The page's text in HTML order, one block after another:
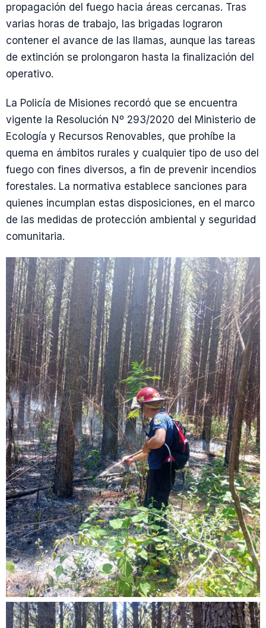
propagación del fuego hacia áreas cercanas. Tras
varias horas de trabajo, las brigadas lograron
contener el avance de las llamas, aunque las tareas
de extinción se prolongaron hasta la finalización del
operativo.
La Policía de Misiones recordó que se encuentra
vigente la Resolución Nº 293/2020 del Ministerio de
Ecología y Recursos Renovables, que prohíbe la
quema en ámbitos rurales y cualquier tipo de uso del
fuego con fines diversos, a fin de prevenir incendios
forestales. La normativa establece sanciones para
quienes incumplan estas disposiciones, en el marco
de las medidas de protección ambiental y seguridad
comunitaria.